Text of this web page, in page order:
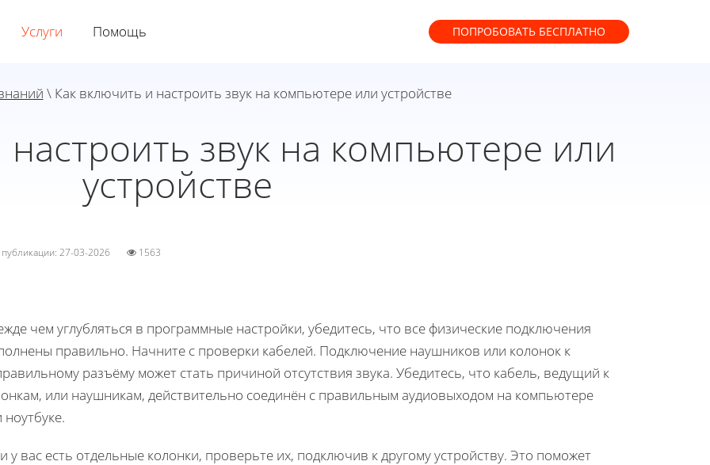
Услуги Помощь ПОПРОБОВАТЬ БЕСПЛАТНО
\ Как включить и настроить звук на компьютере или устройстве
звук на компьютере или
устройстве
публикации: 27-03-2026 1563
чем углубляться в программные настройки, убедитесь, что все физические подключения
правильно. Начните с проверки кабелей. Подключение наушников или колонок к
разъёму может стать причиной отсутствия звука. Убедитесь, что кабель, ведущий к
или наушникам, действительно соединён с правильным аудиовыходом на компьютере
ноутбуке.
у вас есть отдельные колонки, проверьте их, подключив к другому устройству. Это поможет